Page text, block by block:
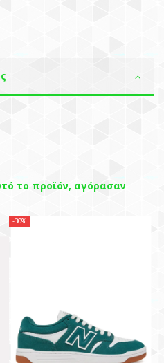
το προϊόν, αγόρασαν
-30%